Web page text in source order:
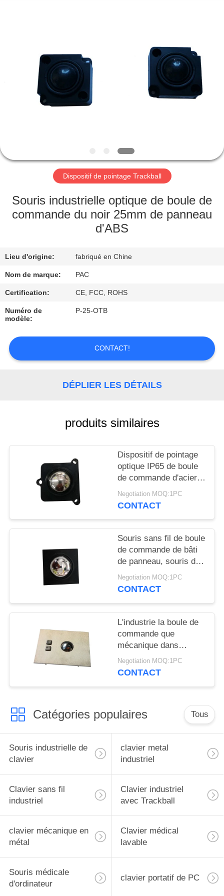
MAISON
PRODUITS
DE
NOUS
VISITE
D'USINE
DE
QUALITÉ
CONTACTEZ-
NOUS
DEMANDEZ
CITATION
Dispositif de pointage Trackball
Souris industrielle optique de boule de
commande du noir 25mm de panneau
d'ABS
Lieu d'origine: fabriqué en Chine
Nom de marque: PAC
Certification: CE, FCC, ROHS
Numéro de
modèle:
P-25-OTB
CONTACT!
DÉPLIER LES DÉTAILS
produits similaires
Dispositif de pointage
optique IP65 de boule
de commande d'acier
inoxydable balayé avec
la quadrature
Negotiation MOQ:1PC
CONTACT
Souris sans fil de boule
de commande de bâti
de panneau, souris de
quadrature avec l'axe
mécanique
Negotiation MOQ:1PC
CONTACT
L'industrie la boule de
commande que
mécanique dans
l'ordinateur a fileté des
boulons a monté deux
Negotiation MOQ:1PC
CONTACT
Catégories populaires Tous
Souris industrielle de
clavier
clavier metal
industriel
Clavier sans fil
industriel
Clavier industriel
avec Trackball
clavier mécanique en
métal
Clavier médical
lavable
Souris médicale
d'ordinateur
clavier portatif de PC